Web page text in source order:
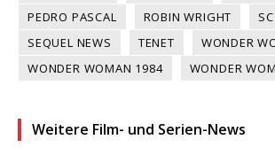
PEDRO PASCAL
ROBIN WRIGHT
SEQUEL NEWS
TENET
WONDER
WONDER WOMAN 1984
WONDER
Weitere Film- und Serien-News